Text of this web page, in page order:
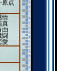
原点
情
真
由
闘
愛